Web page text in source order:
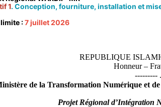
1. Conception, fourniture, installation et
:7 juillet 2026
REPUBLIQUE
Honneur –
---------
de la Transformation Numérique et
Projet Régional d’Intégration